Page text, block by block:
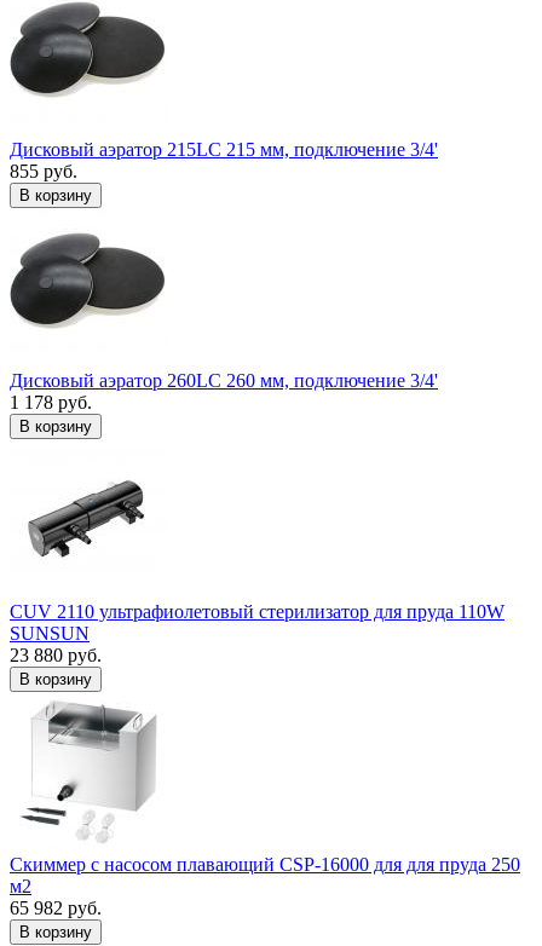
Дисковый аэратор 215LC 215 мм, подключение 3/4'
855 руб.
В корзину
Дисковый аэратор 260LC 260 мм, подключение 3/4'
1 178 руб.
В корзину
CUV 2110 ультрафиолетовый стерилизатор для пруда 110W
SUNSUN
23 880 руб.
В корзину
Скиммер с насосом плавающий CSP-16000 для для пруда 250
м2
65 982 руб.
В корзину